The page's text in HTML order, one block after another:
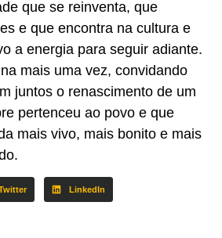
que se reinventa, que
e que encontra na cultura e
a energia para seguir adiante.
mais uma vez, convidando
juntos o renascimento de um
pertenceu ao povo e que
mais vivo, mais bonito e mais
LinkedIn